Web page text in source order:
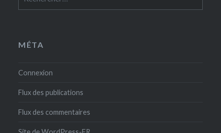
MÉTA
Connexion
Flux des publications
Flux des commentaires